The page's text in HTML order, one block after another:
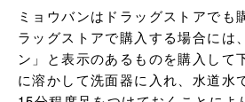
ミョウバンはドラッグストアでも
ラッグストアで購入する場合には
ン」と表示のあるものを購入して
に溶かして洗面器に入れ、水道水